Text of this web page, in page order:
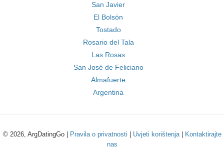
San Javier
El Bolsón
Tostado
Rosario del Tala
Las Rosas
San José de Feliciano
Almafuerte
Argentina
© 2026, ArgDatingGo | Pravila o privatnosti Uvjeti korištenja|
Kontaktirajte
nas